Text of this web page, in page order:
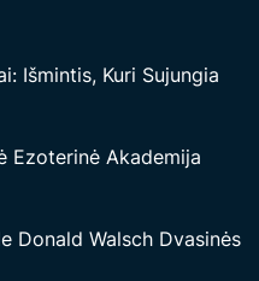
Išmintis, Kuri Sujungia
Akademija
Donald Walsch Dvasinės